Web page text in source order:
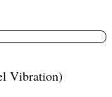
Vibration)